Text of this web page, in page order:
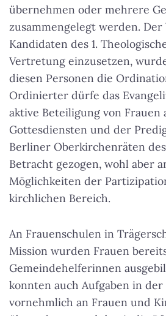
übernehmen oder mehrere
zusammengelegt werden. Der
Kandidaten des 1.
Vertretung einzusetzen,
diesen Personen die
Ordinierter dürfe das
aktive Beteiligung von Frauen
Gottesdiensten und der
Berliner Oberkirchenräten
Betracht gezogen, wohl aber
Möglichkeiten der
kirchlichen Bereich.
An Frauenschulen in
Mission wurden Frauen
Gemeindehelferinnen
konnten auch Aufgaben in der
vornehmlich an Frauen und